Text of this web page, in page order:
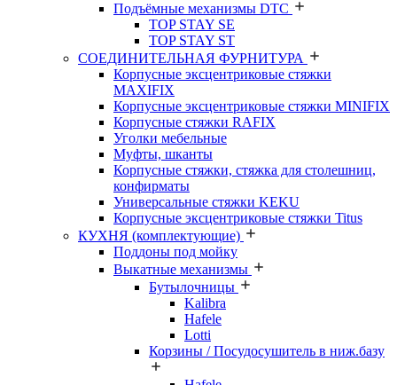
Подъёмные механизмы DTC
TOP STAY SE
TOP STAY ST
СОЕДИНИТЕЛЬНАЯ ФУРНИТУРА
Корпусные эксцентриковые стяжки
MAXIFIX
Корпусные эксцентриковые стяжки MINIFIX
Корпусные стяжки RAFIX
Уголки мебельные
Муфты, шканты
Корпусные стяжки, стяжка для столешниц,
конфирматы
Универсальные стяжки KEKU
Корпусные эксцентриковые стяжки Titus
КУХНЯ (комплектующие)
Поддоны под мойку
Выкатные механизмы
Бутылочницы
Kalibra
Hafele
Lotti
Корзины / Посудосушитель в ниж.базу